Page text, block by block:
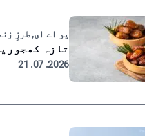
یو اے ای, طرزِ
تازہ
2026. 07. 21